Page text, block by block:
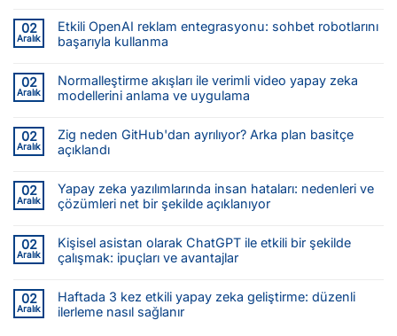
02
Aralık
Etkili OpenAI reklam entegrasyonu: sohbet robotlarını
başarıyla kullanma
02
Aralık
Normalleştirme akışları ile verimli video yapay zeka
modellerini anlama ve uygulama
02
Aralık
Zig neden GitHub'dan ayrılıyor? Arka plan basitçe
açıklandı
02
Aralık
Yapay zeka yazılımlarında insan hataları: nedenleri ve
çözümleri net bir şekilde açıklanıyor
02
Aralık
Kişisel asistan olarak ChatGPT ile etkili bir şekilde
çalışmak: ipuçları ve avantajlar
02
Aralık
Haftada 3 kez etkili yapay zeka geliştirme: düzenli
ilerleme nasıl sağlanır